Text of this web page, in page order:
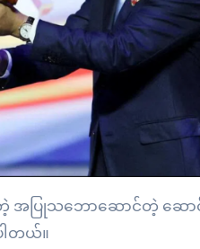
အပြုသဘောဆောင်တဲ့ ဆော
ါတယ်။